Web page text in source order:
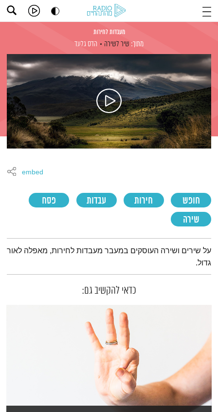
מעבדות לחירות
מתוך: שיר לשירה הדס גלעד
חופש חירות עבדות
פסח
שירה
embed
תמצית הפודקאסט
על שירים ושירה העוסקים במעבר מעבדות לחירות, מאפלה לאור
גדול.
כדאי להקשיב גם: